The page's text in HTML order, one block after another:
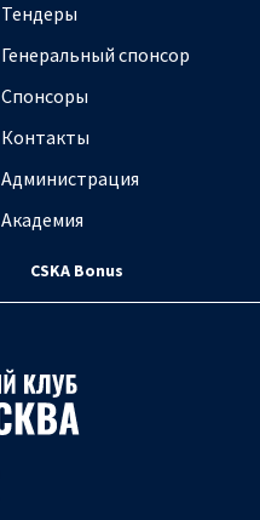
Тендеры
Генеральный спонсор
Спонсоры
Контакты
Администрация
Академия
CSKA Bonus